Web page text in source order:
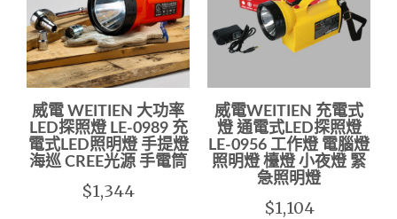
威電 WEITIEN 大功率
LED探照燈 LE-0989 充
電式LED照明燈 手提燈
海巡 CREE光源 手電筒
$1,344
威電WEITIEN 充電式
燈 通電式LED探照燈
LE-0956 工作燈 電腦燈
照明燈 檯燈 小夜燈 緊
急照明燈
$1,104